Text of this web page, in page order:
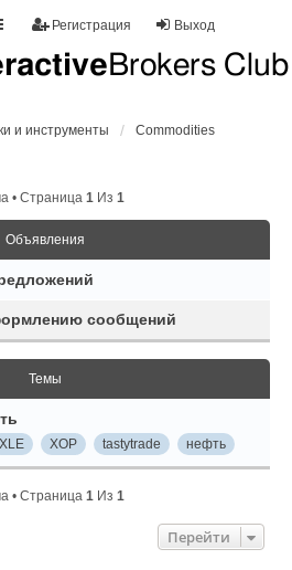
Выход
Регистрация
и инструменты Commodities
• Страница 1Из 1
Объявления
сообщений
Темы
XLE XOP tastytrade нефть
• Страница 1Из 1
Перейти